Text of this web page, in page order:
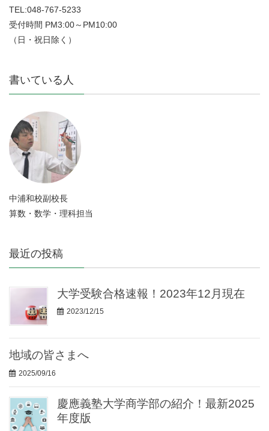
TEL:048-767-5233
受付時間 PM3:00～PM10:00
（日・祝日除く）
書いている人
中浦和校副校長
算数・数学・理科担当
最近の投稿
大学受験合格速報！2023年12月現在
2023/12/15
地域の皆さまへ
2025/09/16
慶應義塾大学商学部の紹介！最新2025
年度版